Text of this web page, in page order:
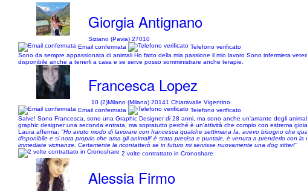
Giorgia Antignano
Siziano (Pavia) 27010
Email confermata
Telefono verificato
Sono da sempre appassionata di animali Ho fatto della mia passione il mio lavoro Sono infermiera
disponibile anche a tenerli a casa e se serve posso somministrare anche terapie.
Francesca Lopez
10 (2)Milano (Milano) 20141 Chiaravalle Vigentino
Email confermata
Telefono verificato
Salve! Sono Francesca, sono una Graphic Designer di 28 anni, ma sono anche un'amante degli
graphic designer una seconda entrata, ma sopratutto perché è un'attività che compio con estrema
Laura afferma: "Ho avuto modo di lavorare con francesca qualche settimana fa, avevo bisogno che
disponibile e si nota proprio che ama gli animali! è stata precisa e puntale, è venuta a prenderlo con
immediate vicinanze. Certamente la ricontatterò se in futuro mi servisse nuovamente una dog sitter!"
2 volte contrattato in Cronoshare
Alessia Firmo